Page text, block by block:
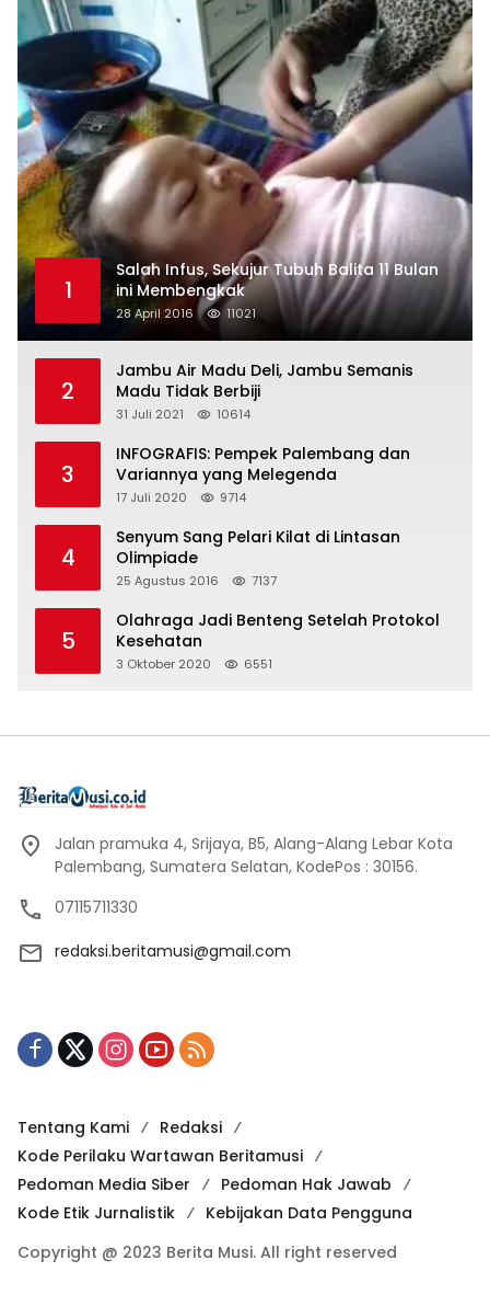
1
Salah Infus, Sekujur Tubuh Balita 11 Bulan
ini Membengkak
28 April 2016 11021
2
Jambu Air Madu Deli, Jambu Semanis
Madu Tidak Berbiji
31 Juli 2021 10614
3
INFOGRAFIS: Pempek Palembang dan
Variannya yang Melegenda
17 Juli 2020 9714
4
Senyum Sang Pelari Kilat di Lintasan
Olimpiade
25 Agustus 2016 7137
5
Olahraga Jadi Benteng Setelah Protokol
Kesehatan
3 Oktober 2020 6551
Jalan pramuka 4, Srijaya, B5, Alang-Alang Lebar Kota
Palembang, Sumatera Selatan, KodePos : 30156.
07115711330
redaksi.beritamusi@gmail.com
Tentang Kami
Redaksi
Kode Perilaku Wartawan Beritamusi
Pedoman Media Siber
Pedoman Hak Jawab
Kode Etik Jurnalistik
Kebijakan Data Pengguna
Copyright @ 2023 Berita Musi. All right reserved